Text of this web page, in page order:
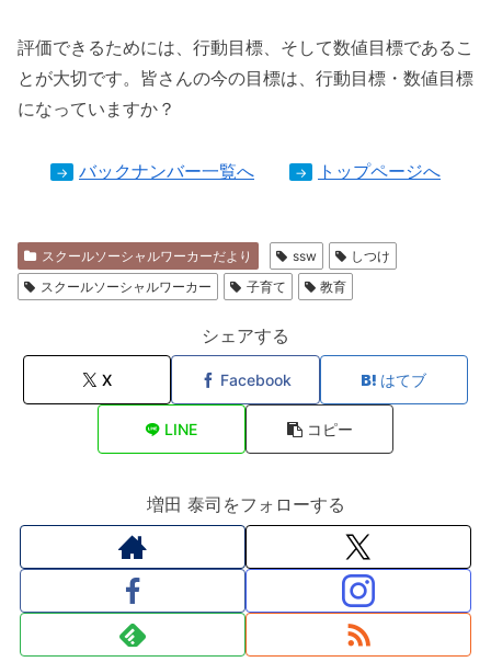
評価できるためには、行動目標、そして数値目標であるこ
とが大切です。皆さんの今の目標は、行動目標・数値目標
になっていますか？
→ バックナンバー一覧へ → トップページへ
スクールソーシャルワーカーだより ssw
しつけ
スクールソーシャルワーカー
子育て 教育
シェアする
X Facebook はてブ
LINE コピー
増田 泰司をフォローする